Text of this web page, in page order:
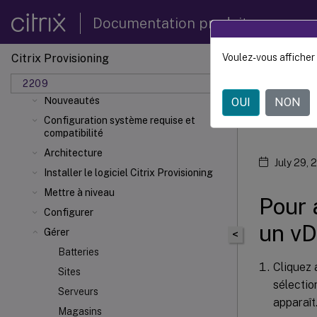
Documentation produit
Citrix Provisioning
2209Citrix Provisioning 2209
Nouveautés
Configuration système requise et
compatibilité
Architecture
Installer le logiciel Citrix Provisioning
Mettre à niveau
Configurer
Gérer
Batteries
Sites
Serveurs
Magasins
Citrix
<
July 29,
Pour
un
Cliquez
apparaît.
Voulez-vous
OUI NON